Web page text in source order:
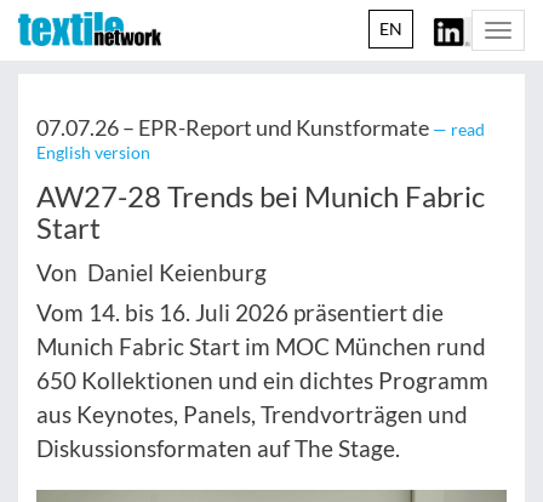
EN
07.07.26 – EPR-Report und Kunstformate — read
English version
AW27-28 Trends bei Munich Fabric
Start
Von Daniel Keienburg
Vom 14. bis 16. Juli 2026 präsentiert die
Munich Fabric Start im MOC München rund
650 Kollektionen und ein dichtes Programm
aus Keynotes, Panels, Trendvorträgen und
Diskussionsformaten auf The Stage.